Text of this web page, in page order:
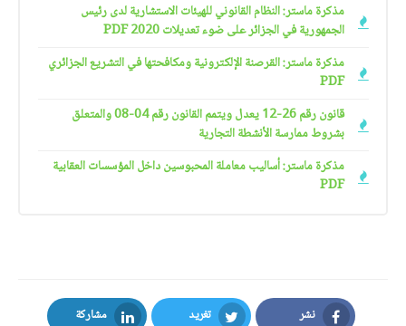
مذكرة ماستر: النظام القانوني للهيئات الاستشارية لدى رئيس
الجمهورية في الجزائر على ضوء تعديلات 2020 PDF
مذكرة ماستر: القرصنة الإلكترونية ومكافحتها في التشريع الجزائري
PDF
قانون رقم 26-12 يعدل ويتمم القانون رقم 04-08 والمتعلق
بشروط ممارسة الأنشطة التجارية
مذكرة ماستر: أساليب معاملة المحبوسين داخل المؤسسات العقابية
PDF
نشر تغريد مشاركة